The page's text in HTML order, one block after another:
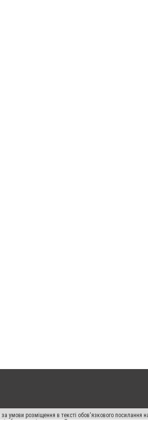
умови розміщення в тексті обов'язкового
або в якості джерела. Порушення виняткових прав